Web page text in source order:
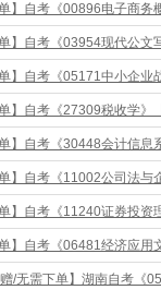
】自考《00896电子商
】自考《03954现代公
】自考《05171中小企
】自考《27309税收学
】自考《30448会计信
】自考《11002公司法
】自考《11240证券投
】自考《06481经济应
赠/无需下单】湖南自考《